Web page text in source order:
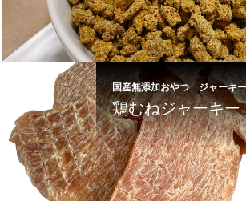
国産無添加おやつ ジャーキー
鶏むねジャーキー